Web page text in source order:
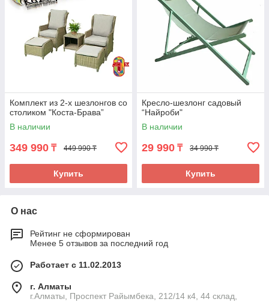
Комплект из 2-х шезлонгов со
столиком "Коста-Брава”
В наличии
349 990 ₸ 449 990 ₸
Купить
Кресло-шезлонг садовый
“Найроби"
В наличии
29 990 ₸ 34 990 ₸
Купить
О нас
Рейтинг не сформирован
Менее 5 отзывов за последний год
Работает с 11.02.2013
г. Алматы
г.Алматы, Проспект Райымбека, 212/14 к4, 44 склад,